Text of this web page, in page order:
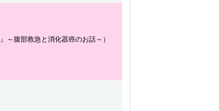
～腹部救急と消化器癌のお話～）